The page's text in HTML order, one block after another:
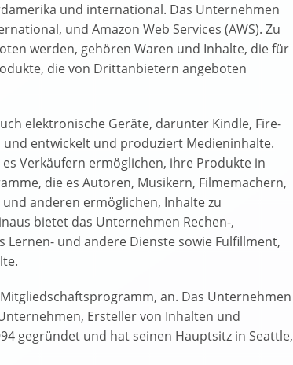
und international. Das Unternehmen
und Amazon Web Services (AWS). Zu
werden, gehören Waren und Inhalte, die für
die von Drittanbietern angeboten
elektronische Geräte, darunter Kindle, Fire-
und entwickelt und produziert Medieninhalte.
Verkäufern ermöglichen, ihre Produkte in
die es Autoren, Musikern, Filmemachern,
anderen ermöglichen, Inhalte zu
bietet das Unternehmen Rechen-,
Lernen- und andere Dienste sowie Fulfillment,
an. Das Unternehmen
Ersteller von Inhalten und
gegründet und hat seinen Hauptsitz in Seattle,